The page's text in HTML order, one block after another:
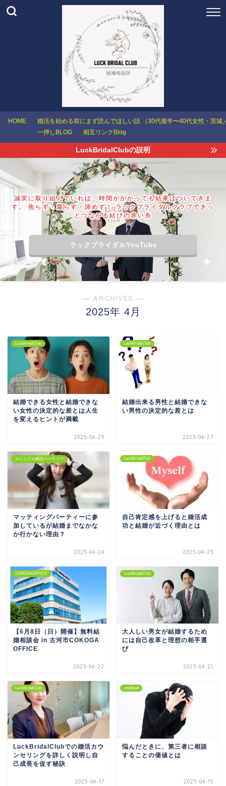
HOME
婚活を始める前にまず読んでほしい話 （30代後半〜40代女性・茨城
一押しBLOG
相互リンクBlog
LuckBridalClubの説明
誠実に取り組んでいれば、時間がかかっても結果はついてきま
す。 焦らず・腐らず・諦めず！ ラックブライダルクラブできっ
とつながる結びの赤い糸
ラックブライダルYouTube
― ARCHIVES ―
2025年 4月
LuckBridalClub
結婚できる女性と結婚できな
い女性の決定的な差とは人生
を変えるヒントが満載
2025-04-29
LuckBridalClub
結婚出来る男性と結婚できな
い男性の決定的な差とは
2025-04-27
カジュアル婚活パーティー
マッティングパーティーに参
加しているが結婚までなかな
か行かない理由？
2025-04-24
LuckBridalClub
自己肯定感を上げると婚活成
功と結婚が近づく理由とは
2025-04-23
COKOGAOFFICE
【6月8日（日）開催】無料結
婚相談会 in 古河市COKOGA
OFFICE
2025-04-22
LuckBridalClub
大人しい男女が結婚するため
には自己改革と理想の相手選
び
2025-04-21
LuckBridalClub
LuckBridalClubでの婚活カウ
ンセリングを詳しく説明し自
己成長を促す秘訣
2025-04-17
childleaf
悩んだときに、第三者に相談
することの価値とは
2025-04-15